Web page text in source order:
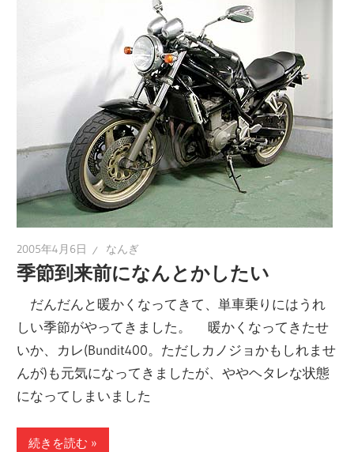
2005年4月6日 なんぎ
季節到来前になんとかしたい
だんだんと暖かくなってきて、単車乗りにはうれ
しい季節がやってきました。 暖かくなってきたせ
いか、カレ(Bundit400。ただしカノジョかもしれませ
んが)も元気になってきましたが、ややヘタレな状態
になってしまいました
続きを読む